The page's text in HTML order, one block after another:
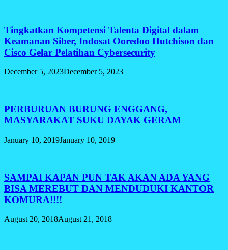
Tingkatkan Kompetensi Talenta Digital dalam
Keamanan Siber, Indosat Ooredoo Hutchison dan
Cisco Gelar Pelatihan Cybersecurity
December 5, 2023December 5, 2023
PERBURUAN BURUNG ENGGANG,
MASYARAKAT SUKU DAYAK GERAM
January 10, 2019January 10, 2019
SAMPAI KAPAN PUN TAK AKAN ADA YANG
BISA MEREBUT DAN MENDUDUKI KANTOR
KOMURA!!!!
August 20, 2018August 21, 2018